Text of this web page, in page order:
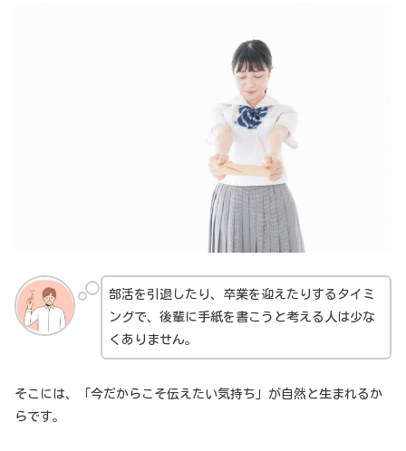
部活を引退したり、卒業を迎えたりするタイミ
ングで、後輩に手紙を書こうと考える人は少な
くありません。
そこには、「今だからこそ伝えたい気持ち」が自然と生まれるか
らです。